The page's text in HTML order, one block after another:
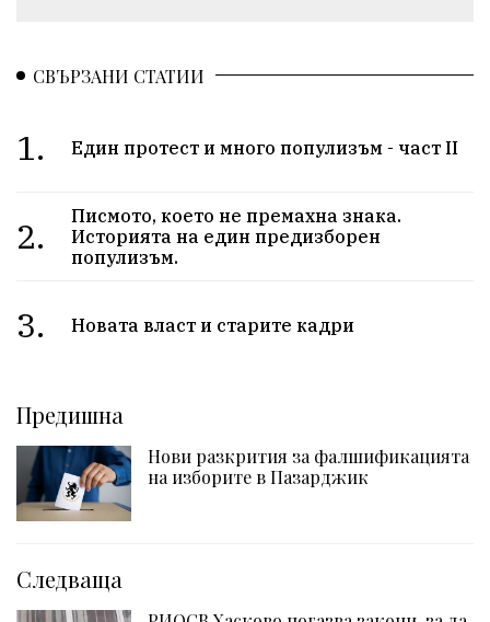
СВЪРЗАНИ СТАТИИ
1. Един протест и много популизъм - част II
2.
Писмото, което не премахна знака.
Историята на един предизборен
популизъм.
3. Новата власт и старите кадри
Предишна
Нови разкрития за фалшификацията
на изборите в Пазарджик
Следваща